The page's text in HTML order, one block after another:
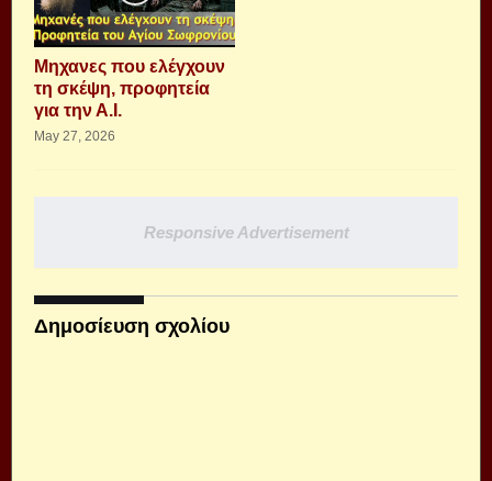
Μηχανες που ελέγχουν
τη σκέψη, προφητεία
για την Α.Ι.
May 27, 2026
Responsive Advertisement
Δημοσίευση σχολίου